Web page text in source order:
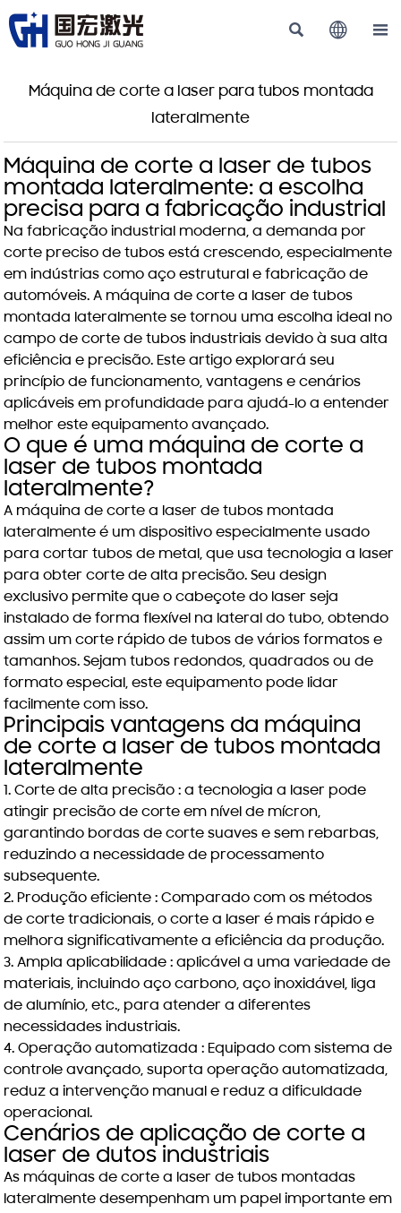
  
Máquina de corte a laser para tubos montada
lateralmente
Máquina de corte a laser de tubos
montada lateralmente: a escolha
precisa para a fabricação industrial
Na fabricação industrial moderna, a demanda por
corte preciso de tubos está crescendo, especialmente
em indústrias como aço estrutural e fabricação de
automóveis. A máquina de corte a laser de tubos
montada lateralmente se tornou uma escolha ideal no
campo de corte de tubos industriais devido à sua alta
eficiência e precisão. Este artigo explorará seu
princípio de funcionamento, vantagens e cenários
aplicáveis em profundidade para ajudá-lo a entender
melhor este equipamento avançado.
O que é uma máquina de corte a
laser de tubos montada
lateralmente?
A máquina de corte a laser de tubos montada
lateralmente é um dispositivo especialmente usado
para cortar tubos de metal, que usa tecnologia a laser
para obter corte de alta precisão. Seu design
exclusivo permite que o cabeçote do laser seja
instalado de forma flexível na lateral do tubo, obtendo
assim um corte rápido de tubos de vários formatos e
tamanhos. Sejam tubos redondos, quadrados ou de
formato especial, este equipamento pode lidar
facilmente com isso.
Principais vantagens da máquina
de corte a laser de tubos montada
lateralmente
1.Corte de alta precisão : a tecnologia a laser pode
atingir precisão de corte em nível de mícron,
garantindo bordas de corte suaves e sem rebarbas,
reduzindo a necessidade de processamento
subsequente.
2. Produção eficiente : Comparado com os métodos
de corte tradicionais, o corte a laser é mais rápido e
melhora significativamente a eficiência da produção.
3.Ampla aplicabilidade : aplicável a uma variedade de
materiais, incluindo aço carbono, aço inoxidável, liga
de alumínio, etc., para atender a diferentes
necessidades industriais.
4.Operação automatizada : Equipado com sistema de
controle avançado, suporta operação automatizada,
reduz a intervenção manual e reduz a dificuldade
operacional.
Cenários de aplicação de corte a
laser de dutos industriais
As máquinas de corte a laser de tubos montadas
lateralmente desempenham um papel importante em